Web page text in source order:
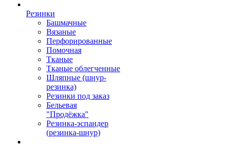
Резинки
Башмачные
Вязаные
Перфорированные
Помочная
Тканые
Тканые облегченные
Шляпные (шнур-
резинка)
Резинки под заказ
Бельевая
"Продёжка"
Резинка-эспандер
(резинка-шнур)